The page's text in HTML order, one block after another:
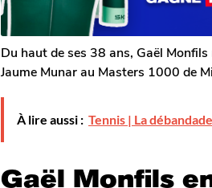
r
o
n
Du haut de ses 38 ans, Gaël
Jaume Munar au Masters 1000 de
À lire aussi : Tennis | La
Gaël Monfils